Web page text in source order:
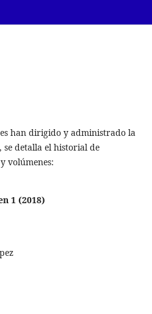
han dirigido y administrado la
se detalla el historial de
volúmenes:
1 (2018)